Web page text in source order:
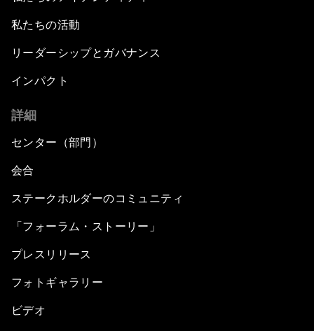
私たちの活動
リーダーシップとガバナンス
インパクト
詳細
センター（部門）
会合
ステークホルダーのコミュニティ
「フォーラム・ストーリー」
プレスリリース
フォトギャラリー
ビデオ